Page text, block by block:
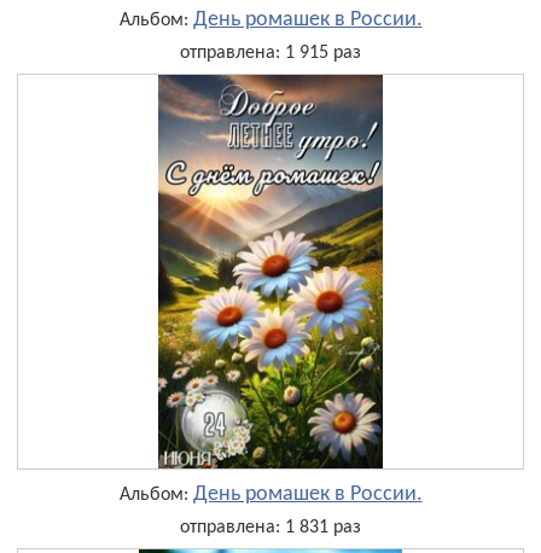
Альбом: День ромашек в России.
отправлена: 1 915 раз
Альбом: День ромашек в России.
отправлена: 1 831 раз